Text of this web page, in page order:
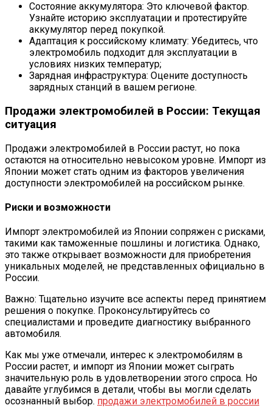
Состояние аккумулятора: Это ключевой фактор.
Узнайте историю эксплуатации и протестируйте
аккумулятор перед покупкой.
Адаптация к российскому климату: Убедитесь‚ что
электромобиль подходит для эксплуатации в
условиях низких температур;
Зарядная инфраструктура: Оцените доступность
зарядных станций в вашем регионе.
Продажи электромобилей в России: Текущая
ситуация
Продажи электромобилей в России растут‚ но пока
остаются на относительно невысоком уровне. Импорт из
Японии может стать одним из факторов увеличения
доступности электромобилей на российском рынке.
Риски и возможности
Импорт электромобилей из Японии сопряжен с рисками‚
такими как таможенные пошлины и логистика. Однако‚
это также открывает возможности для приобретения
уникальных моделей‚ не представленных официально в
России.
Важно: Тщательно изучите все аспекты перед принятием
решения о покупке. Проконсультируйтесь со
специалистами и проведите диагностику выбранного
автомобиля.
Как мы уже отмечали‚ интерес к электромобилям в
России растет‚ и импорт из Японии может сыграть
значительную роль в удовлетворении этого спроса. Но
давайте углубимся в детали‚ чтобы вы могли сделать
осознанный выбор. продажи электромобилей в россии